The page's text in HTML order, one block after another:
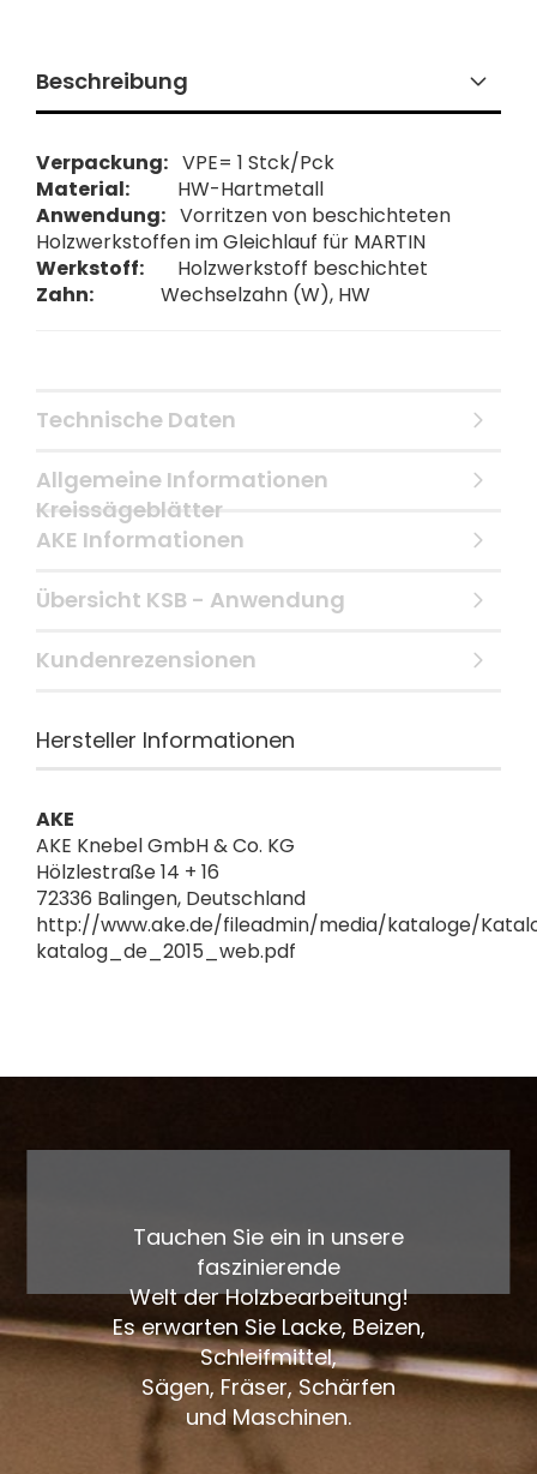
Beschreibung
Verpackung: VPE= 1 Stck/Pck
Material: HW-Hartmetall
Anwendung: Vorritzen von beschichteten
Holzwerkstoffen im Gleichlauf für MARTIN
Werkstoff: Holzwerkstoff beschichtet
Zahn:
Wechselzahn (W), HW
Technische Daten
Allgemeine Informationen
Kreissägeblätter
AKE Informationen
Übersicht KSB - Anwendung
Kundenrezensionen
Hersteller Informationen
AKE
AKE Knebel GmbH & Co. KG
Hölzlestraße 14 + 16
72336 Balingen, Deutschland
http://www.ake.de/fileadmin/media/kataloge/
katalog_de_2015_web.pdf
Tauchen Sie ein in unsere
faszinierende
Welt der Holzbearbeitung!
Es erwarten Sie Lacke, Beizen,
Schleifmittel,
Sägen, Fräser, Schärfen
und Maschinen.